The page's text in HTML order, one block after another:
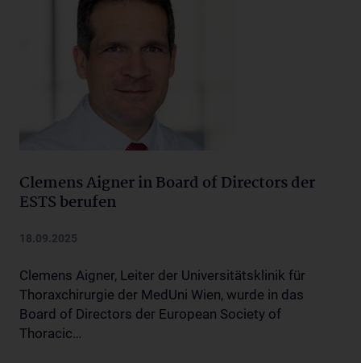
Clemens Aigner in Board of Directors der
ESTS berufen
18.09.2025
Clemens Aigner, Leiter der Universitätsklinik für
Thoraxchirurgie der MedUni Wien, wurde in das
Board of Directors der European Society of
Thoracic…